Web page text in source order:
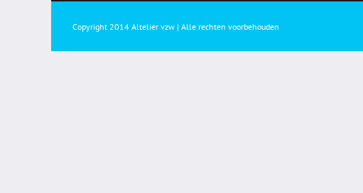
Copyright 2014 Altelier vzw | Alle rechten voorbehouden